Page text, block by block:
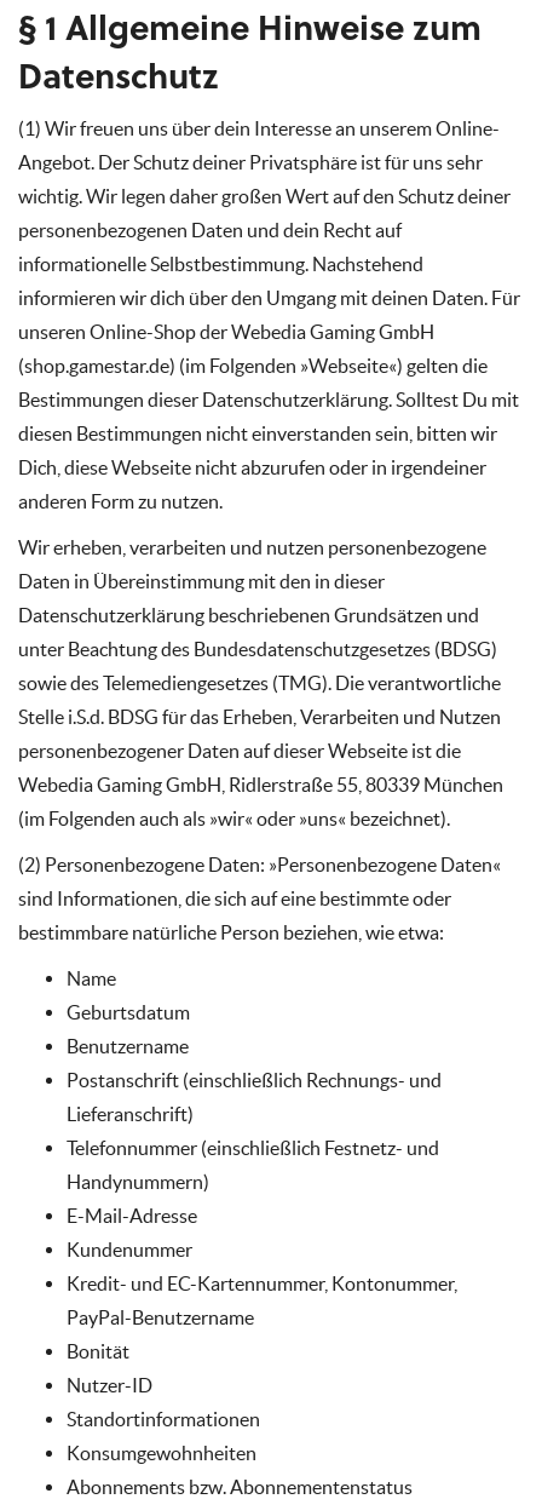
§ 1 Allgemeine Hinweise zum
Datenschutz
(1) Wir freuen uns über dein Interesse an unserem Online-
Angebot. Der Schutz deiner Privatsphäre ist für uns sehr
wichtig. Wir legen daher großen Wert auf den Schutz deiner
personenbezogenen Daten und dein Recht auf
informationelle Selbstbestimmung. Nachstehend
informieren wir dich über den Umgang mit deinen Daten. Für
unseren Online-Shop der Webedia Gaming GmbH
(shop.gamestar.de) (im Folgenden »Webseite«) gelten die
Bestimmungen dieser Datenschutzerklärung. Solltest Du mit
diesen Bestimmungen nicht einverstanden sein, bitten wir
Dich, diese Webseite nicht abzurufen oder in irgendeiner
anderen Form zu nutzen.
Wir erheben, verarbeiten und nutzen personenbezogene
Daten in Übereinstimmung mit den in dieser
Datenschutzerklärung beschriebenen Grundsätzen und
unter Beachtung des Bundesdatenschutzgesetzes (BDSG)
sowie des Telemediengesetzes (TMG). Die verantwortliche
Stelle i.S.d. BDSG für das Erheben, Verarbeiten und Nutzen
personenbezogener Daten auf dieser Webseite ist die
Webedia Gaming GmbH, Ridlerstraße 55, 80339 München
(im Folgenden auch als »wir« oder »uns« bezeichnet).
(2) Personenbezogene Daten: »Personenbezogene Daten«
sind Informationen, die sich auf eine bestimmte oder
bestimmbare natürliche Person beziehen, wie etwa:
Name
Geburtsdatum
Benutzername
Postanschrift (einschließlich Rechnungs- und
Lieferanschrift)
Telefonnummer (einschließlich Festnetz- und
Handynummern)
E-Mail-Adresse
Kundenummer
Kredit- und EC-Kartennummer, Kontonummer,
PayPal-Benutzername
Bonität
Nutzer-ID
Standortinformationen
Konsumgewohnheiten
Abonnements bzw. Abonnementenstatus